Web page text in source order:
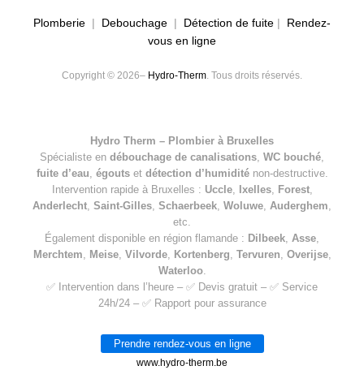
Plomberie | Debouchage | Détection de fuite | Rendez-
vous en ligne
Copyright © 2026– Hydro-Therm. Tous droits réservés.
Hydro Therm – Plombier à Bruxelles
Spécialiste en débouchage de canalisations, WC bouché,
fuite d’eau, égoutset détection d’humiditénon-destructive.
Intervention rapide à Bruxelles : Uccle, Ixelles, Forest,
Anderlecht, Saint-Gilles, Schaerbeek, Woluwe, Auderghem,
etc.
Également disponible en région flamande : Dilbeek, Asse,
Merchtem, Meise, Vilvorde, Kortenberg, Tervuren, Overijse,
Waterloo.
✅ Intervention dans l’heure – ✅ Devis gratuit – ✅ Service
24h/24 – ✅ Rapport pour assurance
Prendre rendez-vous en ligne
www.hydro-therm.be